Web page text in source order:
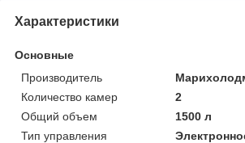
Характеристики
Основные
Производитель
Количество камер
2
Общий объем
1500 л
Тип управления